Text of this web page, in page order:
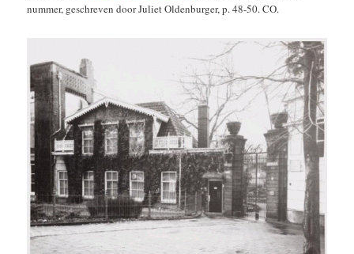
nummer, geschreven door Juliet Oldenburger, p. 48-50. CO.